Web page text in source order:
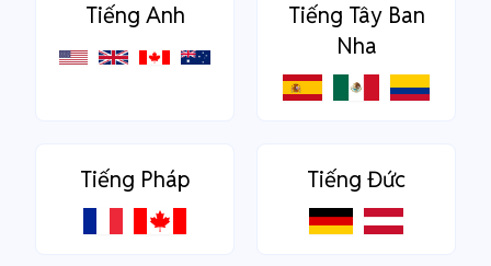
Tiếng Anh
Tiếng Tây Ban
Nha
Tiếng Pháp Tiếng Đức